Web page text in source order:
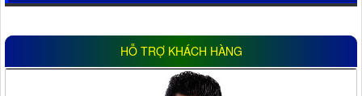
HỖ TRỢ KHÁCH HÀNG